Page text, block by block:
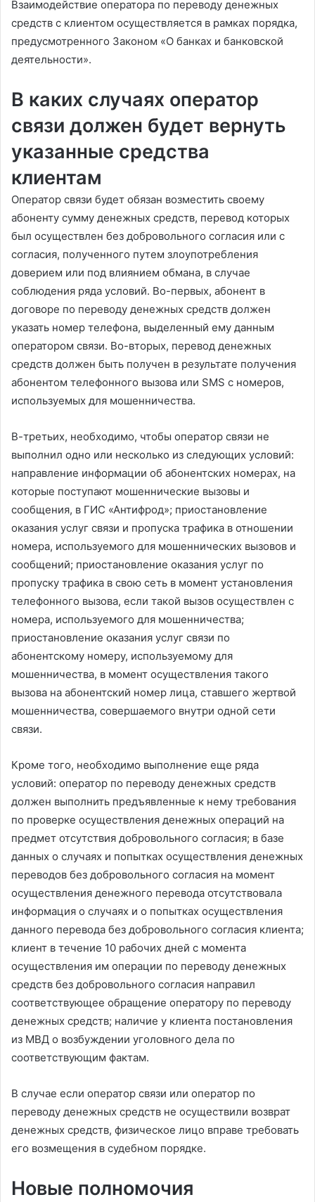
Взаимодействие оператора по переводу денежных
средств с клиентом осуществляется в рамках порядка,
предусмотренного Законом «О банках и банковской
деятельности».
В каких случаях оператор
связи должен будет вернуть
указанные средства
клиентам
Оператор связи будет обязан возместить своему
абоненту сумму денежных средств, перевод которых
был осуществлен без добровольного согласия или с
согласия, полученного путем злоупотребления
доверием или под влиянием обмана, в случае
соблюдения ряда условий. Во-первых, абонент в
договоре по переводу денежных средств должен
указать номер телефона, выделенный ему данным
оператором связи. Во-вторых, перевод денежных
средств должен быть получен в результате получения
абонентом телефонного вызова или SMS с номеров,
используемых для мошенничества.
В-третьих, необходимо, чтобы оператор связи не
выполнил одно или несколько из следующих условий:
направление информации об абонентских номерах, на
которые поступают мошеннические вызовы и
сообщения, в ГИС «Антифрод»; приостановление
оказания услуг связи и пропуска трафика в отношении
номера, используемого для мошеннических вызовов и
сообщений; приостановление оказания услуг по
пропуску трафика в свою сеть в момент установления
телефонного вызова, если такой вызов осуществлен с
номера, используемого для мошенничества;
приостановление оказания услуг связи по
абонентскому номеру, используемому для
мошенничества, в момент осуществления такого
вызова на абонентский номер лица, ставшего жертвой
мошенничества, совершаемого внутри одной сети
связи.
Кроме того, необходимо выполнение еще ряда
условий: оператор по переводу денежных средств
должен выполнить предъявленные к нему требования
по проверке осуществления денежных операций на
предмет отсутствия добровольного согласия; в базе
данных о случаях и попытках осуществления денежных
переводов без добровольного согласия на момент
осуществления денежного перевода отсутствовала
информация о случаях и о попытках осуществления
данного перевода без добровольного согласия клиента;
клиент в течение 10 рабочих дней с момента
осуществления им операции по переводу денежных
средств без добровольного согласия направил
соответствующее обращение оператору по переводу
денежных средств; наличие у клиента постановления
из МВД о возбуждении уголовного дела по
соответствующим фактам.
В случае если оператор связи или оператор по
переводу денежных средств не осуществили возврат
денежных средств, физическое лицо вправе требовать
его возмещения в судебном порядке.
Новые полномочия